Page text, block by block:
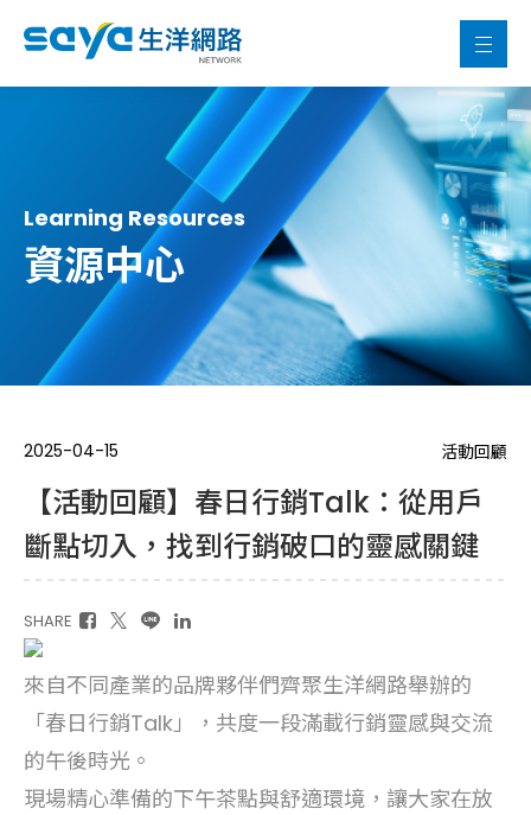
Learning Resources
資源中心
2025-04-15 活動回顧
【活動回顧】春日行銷Talk：從用戶
斷點切入，找到行銷破口的靈感關鍵
SHARE
來自不同產業的品牌夥伴們齊聚生洋網路舉辦的
「春日行銷Talk」，共度一段滿載行銷靈感與交流
的午後時光。
現場精心準備的下午茶點與舒適環境，讓大家在放